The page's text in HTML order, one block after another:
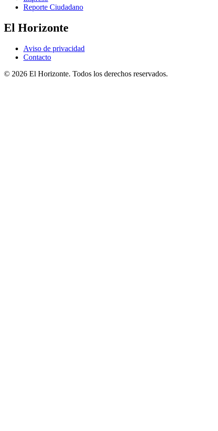
Reporte Ciudadano
El Horizonte
Aviso de privacidad
Contacto
© 2026 El Horizonte. Todos los derechos reservados.